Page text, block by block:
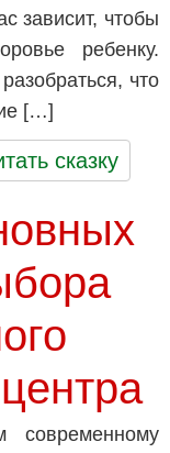
зависит, чтобы
ребенку.
что
[…]
сказку
современному